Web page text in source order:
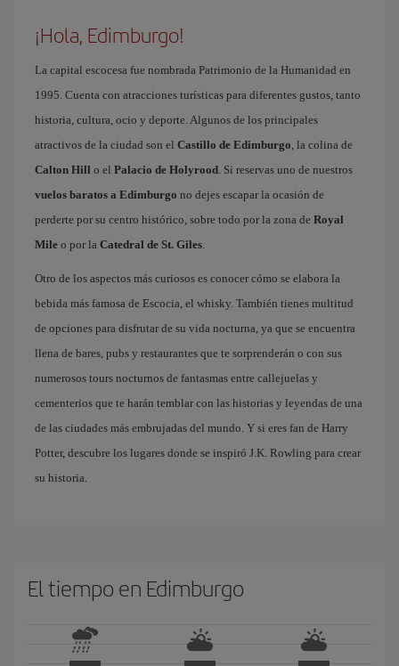
¡Hola, Edimburgo!
La capital escocesa fue nombrada Patrimonio de la Humanidad en
1995. Cuenta con atracciones turísticas para diferentes gustos, tanto
historia, cultura, ocio y deporte. Algunos de los principales
atractivos de la ciudad son el Castillo de Edimburgo, la colina de
Calton Hill o el Palacio de Holyrood. Si reservas uno de nuestros
vuelos baratos a Edimburgo no dejes escapar la ocasión de
perderte por su centro histórico, sobre todo por la zona de Royal
Mile o por la Catedral de St. Giles.
Otro de los aspectos más curiosos es conocer cómo se elabora la
bebida más famosa de Escocia, el whisky. También tienes multitud
de opciones para disfrutar de su vida nocturna, ya que se encuentra
llena de bares, pubs y restaurantes que te sorprenderán o con sus
numerosos tours nocturnos de fantasmas entre callejuelas y
cementerios que te harán temblar con las historias y leyendas de una
de las ciudades más embrujadas del mundo. Y si eres fan de Harry
Potter, descubre los lugares donde se inspiró J.K. Rowling para crear
su historia.
El tiempo en Edimburgo